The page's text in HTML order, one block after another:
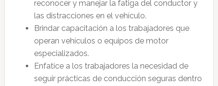
reconocer y manejar la fatiga del conductor y
las distracciones en el vehículo.
Brindar capacitación a los trabajadores que
operan vehículos o equipos de motor
especializados.
Enfatice a los trabajadores la necesidad de
seguir prácticas de conducción seguras dentro